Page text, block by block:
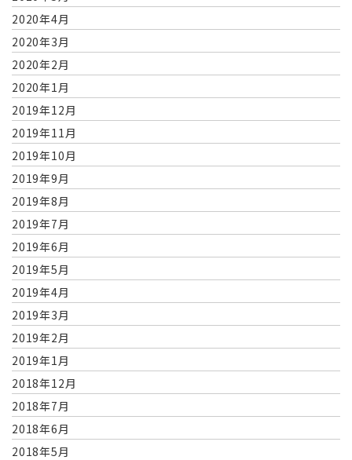
2020年4月
2020年3月
2020年2月
2020年1月
2019年12月
2019年11月
2019年10月
2019年9月
2019年8月
2019年7月
2019年6月
2019年5月
2019年4月
2019年3月
2019年2月
2019年1月
2018年12月
2018年7月
2018年6月
2018年5月